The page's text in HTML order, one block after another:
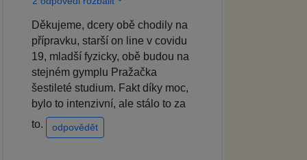
Děkujeme, dcery obě chodily na
přípravku, starší on line v covidu
19, mladší fyzicky, obě budou na
stejném gymplu Pražačka
šestileté studium. Fakt díky moc,
bylo to intenzivní, ale stálo to za
to.
odpovědět